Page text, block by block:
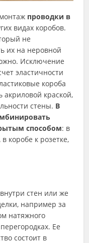
проводки в
видах коробов.
не
их на неровной
Исключение
эластичности
короба
краской,
стены. В
способом: в
коробе к розетке,
стен или же
например за
натяжного
Ее
состоит в